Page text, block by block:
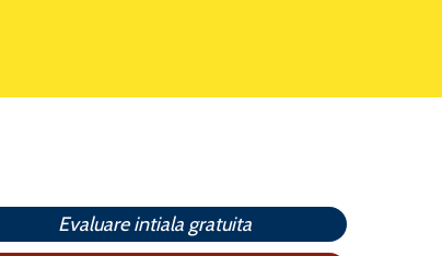
Evaluare intiala gratuita